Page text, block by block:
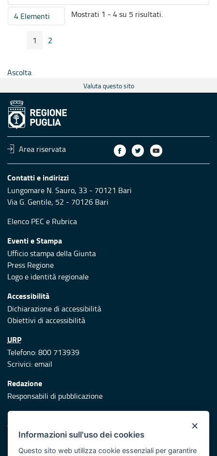
4 ElementiPer pagina
Mostrati 1 - 4 su 5 risultati.
Pagina Precedente
Pagina
1 Pagina
2
Ascolta
Valuta questo sito
Area riservata
Contatti e indirizzi
Lungomare N. Sauro, 33 - 70121 Bari
Via G. Gentile, 52 - 70126 Bari
Elenco PEC e Rubrica
Eventi e Stampa
Ufficio stampa della Giunta
Press Regione
Logo e identità regionale
Accessibilità
Dichiarazione di accessibilità
Obiettivi di accessibilità
URP
Telefono: 800 713939
Scrivici:email
Redazione
Responsabili di pubblicazione
Protezione civile
Vai al sito di Protezione Civile Puglia
Iniziativa finanziata con risorse del POR Puglia 2014/2020 -
×
Informazioni sull'uso dei cookies
Questo sito web utilizza cookie essenziali per garantire